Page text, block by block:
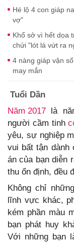
Hé lộ 4 con giáp
vợ"
Khổ sở vì hết dọa
chửi "lót lá vứt ra
4 nàng giáp vận
may mắn
Tuổi Dần
Năm 2017 là
người cầm tinh
yêu, sự nghiệp
vui bất tận dành
án của bạn diễn
thu ổn định, đều
Không chỉ
lĩnh vực khác,
kém phần màu
bạn phát huy
Với những bạn